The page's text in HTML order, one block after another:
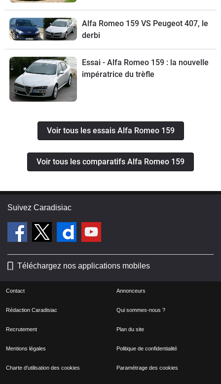
Alfa Romeo 159 VS Peugeot 407, le
derbi
Essai - Alfa Romeo 159 : la nouvelle
impératrice du trèfle
Voir tous les essais Alfa Romeo 159
Voir tous les comparatifs Alfa Romeo 159
Suivez Caradisiac
Téléchargez nos applications mobiles
Contact Annonceurs
Rédaction Caradisiac Qui sommes-nous ?
Recrutement Plan du site
Mentions légales Politique de confidentialité
Charte d'utilisation des cookies Paramétrage des cookies